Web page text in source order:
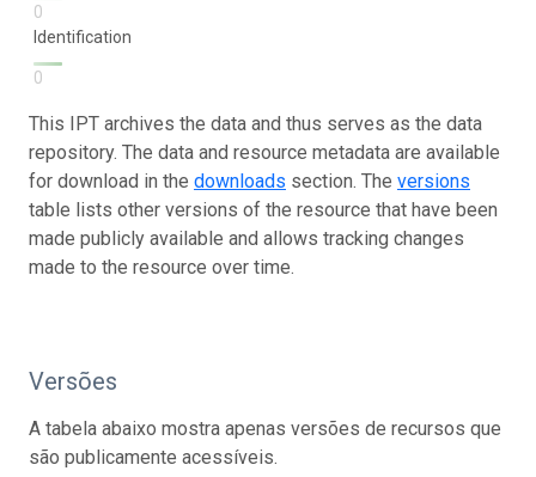
0
Identification
0
This IPT archives the data and thus serves as the data
repository. The data and resource metadata are available
for download in the downloads section. The versions
table lists other versions of the resource that have been
made publicly available and allows tracking changes
made to the resource over time.
Versões
A tabela abaixo mostra apenas versões de recursos que
são publicamente acessíveis.